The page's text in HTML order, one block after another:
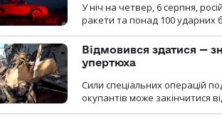
У ніч на четвер, 6 серпня,
ракети та понад 100 ударних
Відмовився здатися —
упертюха
Сили спеціальних операцій
окупантів може закінчитися